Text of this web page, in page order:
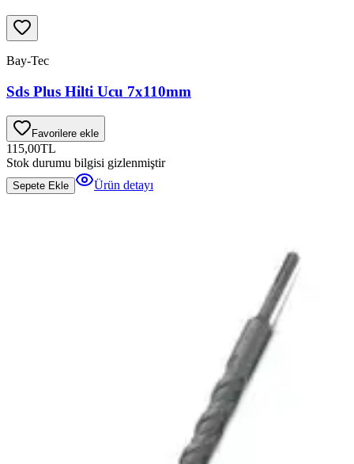
Bay-Tec
Sds Plus Hilti Ucu 7x110mm
Favorilere ekle
115,00TL
Stok durumu bilgisi gizlenmiştir
Sepete Ekle Ürün detayı